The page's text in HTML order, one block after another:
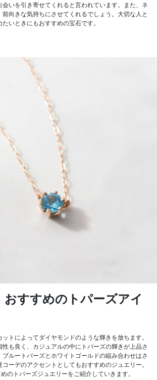
会いを引き寄せてくれると言われています。また、ネ
前向きな気持ちにさせてくれるでしょう。大切な人と
いときにもおすすめの宝石です。
おすすめのトパーズアイ
トによってダイヤモンドのような輝きを放ちます。
性も良く、カジュアルの中にトパーズの輝きが上品さ
ブルートパーズとホワイトゴールドの組み合わせはさ
ーデのアクセントとしてもおすすめのジュエリー。
のトパーズジュエリーをご紹介していきます。